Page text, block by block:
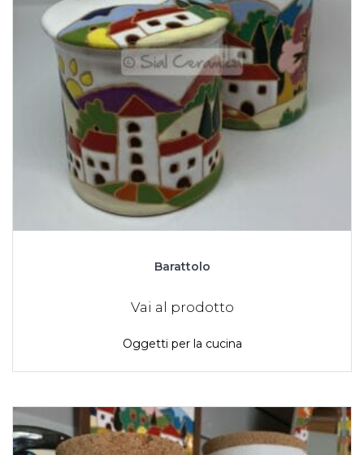
Barattolo
Vai al prodotto
Oggetti per la cucina